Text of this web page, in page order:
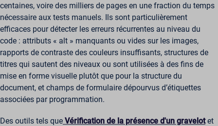
centaines, voire des milliers de pages en une fraction du temps
nécessaire aux tests manuels. Ils sont particulièrement
efficaces pour détecter les erreurs récurrentes au niveau du
code : attributs « alt » manquants ou vides sur les images,
rapports de contraste des couleurs insuffisants, structures de
titres qui sautent des niveaux ou sont utilisées à des fins de
mise en forme visuelle plutôt que pour la structure du
document, et champs de formulaire dépourvus d’étiquettes
associées par programmation.
Des outils tels que Vérification de la présence d'un gravelotet